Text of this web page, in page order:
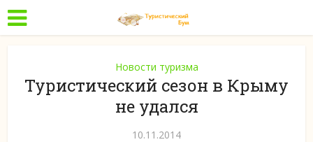
Новости туризма
Туристический сезон в Крыму
не удался
10.11.2014